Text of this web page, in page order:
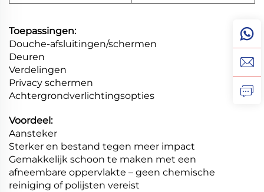
Toepassingen:
Douche-afsluitingen/schermen
Deuren
Verdelingen
Privacy schermen
Achtergrondverlichtingsopties
Voordeel:
Aansteker
Sterker en bestand tegen meer impact
Gemakkelijk schoon te maken met een
afneembare oppervlakte – geen chemische
reiniging of polijsten vereist